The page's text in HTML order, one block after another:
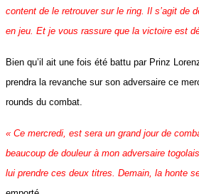
content de le retrouver sur le ring. Il s’agit de
en jeu. Et je vous rassure que la victoire est
Bien qu’il ait une fois été battu par Prinz
prendra la revanche sur son adversaire ce
rounds du combat.
« Ce mercredi, est sera un grand jour de
beaucoup de douleur à mon adversaire
lui prendre ces deux titres. Demain, la honte